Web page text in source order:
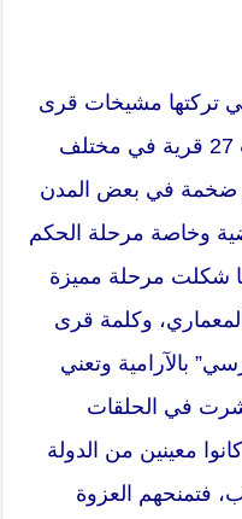
تركتها مشيخات قرى
الكراسي الإقطاعية والتي بلغت 27 قرية في مختلف
ضخمة في بعض المدن
وخاصة مرحلة الحكم
شكلت مرحلة مميزة
وكلمة قرى
بالآرامية وتعني
في الحلقات
معينين من الدولة
فتمنحهم العزوة